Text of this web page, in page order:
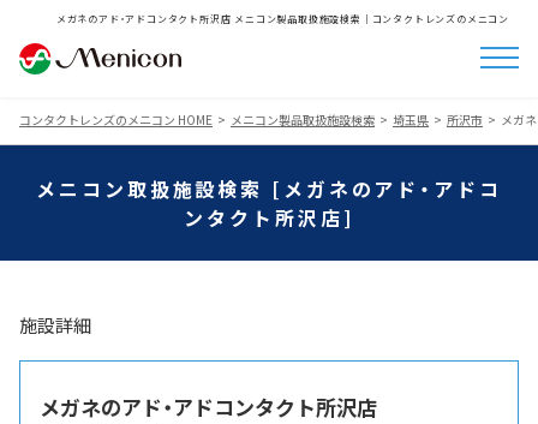
メガネのアド・アドコンタクト所沢店 メニコン製品取扱施設検索│コンタクトレンズのメニコン
コンタクトレンズのメニコン HOME メニコン製品取扱施設検索 埼玉県 所沢市 メガ
メニコン取扱施設検索 [メガネのアド・アドコ
ンタクト所沢店]
施設詳細
メガネのアド・アドコンタクト所沢店